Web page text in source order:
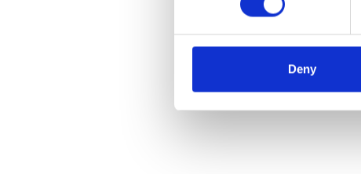
Deny